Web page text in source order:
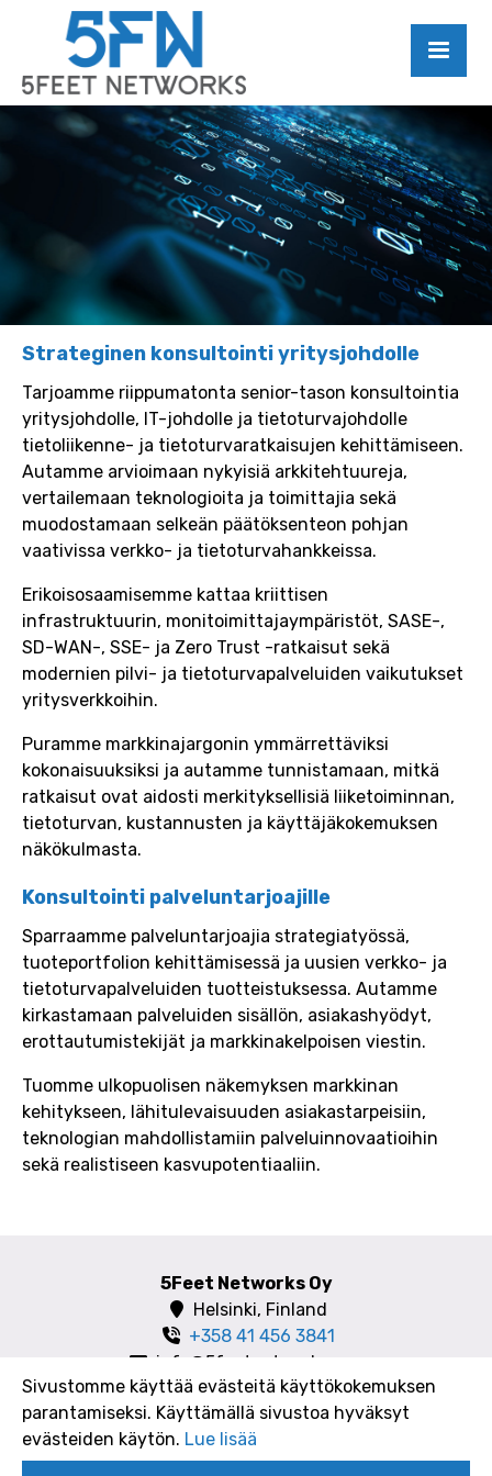
Strateginen konsultointi yritysjohdolle
Tarjoamme riippumatonta senior-tason konsultointia
yritysjohdolle, IT-johdolle ja tietoturvajohdolle
tietoliikenne- ja tietoturvaratkaisujen kehittämiseen.
Autamme arvioimaan nykyisiä arkkitehtuureja,
vertailemaan teknologioita ja toimittajia sekä
muodostamaan selkeän päätöksenteon pohjan
vaativissa verkko- ja tietoturvahankkeissa.
Erikoisosaamisemme kattaa kriittisen
infrastruktuurin, monitoimittajaympäristöt, SASE-,
SD-WAN-, SSE- ja Zero Trust -ratkaisut sekä
modernien pilvi- ja tietoturvapalveluiden vaikutukset
yritysverkkoihin.
Puramme markkinajargonin ymmärrettäviksi
kokonaisuuksiksi ja autamme tunnistamaan, mitkä
ratkaisut ovat aidosti merkityksellisiä liiketoiminnan,
tietoturvan, kustannusten ja käyttäjäkokemuksen
näkökulmasta.
Konsultointi palveluntarjoajille
Sparraamme palveluntarjoajia strategiatyössä,
tuoteportfolion kehittämisessä ja uusien verkko- ja
tietoturvapalveluiden tuotteistuksessa. Autamme
kirkastamaan palveluiden sisällön, asiakashyödyt,
erottautumistekijät ja markkinakelpoisen viestin.
Tuomme ulkopuolisen näkemyksen markkinan
kehitykseen, lähitulevaisuuden asiakastarpeisiin,
teknologian mahdollistamiin palveluinnovaatioihin
sekä realistiseen kasvupotentiaaliin.
5Feet Networks Oy
Helsinki, Finland
+358 41 456 3841
info@5feetnetworks.com
Sivustomme käyttää evästeitä käyttökokemuksen
parantamiseksi. Käyttämällä sivustoa hyväksyt
evästeiden käytön. Lue lisää